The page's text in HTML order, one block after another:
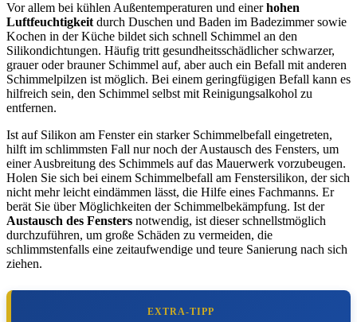
Vor allem bei kühlen Außentemperaturen und einerhohen
Luftfeuchtigkeit durch Duschen und Baden im Badezimmer sowie
Kochen in der Küche bildet sich schnell Schimmel an den
Silikondichtungen. Häufig tritt gesundheitsschädlicher schwarzer,
grauer oder brauner Schimmel auf, aber auch ein Befall mit anderen
Schimmelpilzen ist möglich. Bei einem geringfügigen Befall kann es
hilfreich sein, den Schimmel selbst mit Reinigungsalkohol zu
entfernen.
Ist auf Silikon am Fenster ein starker Schimmelbefall eingetreten,
hilft im schlimmsten Fall nur noch der Austausch des Fensters, um
einer Ausbreitung des Schimmels auf das Mauerwerk vorzubeugen.
Holen Sie sich bei einem Schimmelbefall am Fenstersilikon, der sich
nicht mehr leicht eindämmen lässt, die Hilfe eines Fachmanns. Er
berät Sie über Möglichkeiten der Schimmelbekämpfung. Ist der
Austausch des Fensters notwendig, ist dieser schnellstmöglich
durchzuführen, um große Schäden zu vermeiden, die
schlimmstenfalls eine zeitaufwendige und teure Sanierung nach sich
ziehen.
EXTRA-TIPP